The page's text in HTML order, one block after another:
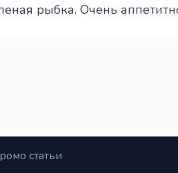
рыбка. Очень
статьи